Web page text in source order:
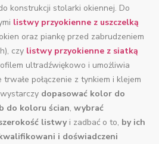
konstrukcji stolarki okiennej. Do
listwy przyokienne z uszczelką
oraz piankę przed zabrudzeniem
czy listwy przyokienne z siatką
ultradźwiękowo i umożliwia
połączenie z tynkiem i klejem
dopasować kolor do
do koloru ścian, wybrać
listwyi zadbać o to, by ich
i doświadczeni